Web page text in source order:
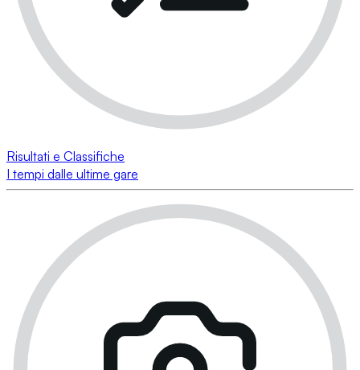
Risultati e Classifiche
I tempi dalle ultime gare